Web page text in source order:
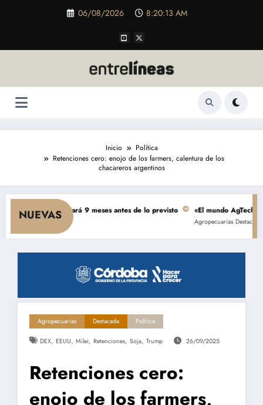
06/08/2026 8:20:15 AM
Inicio
Política
Retenciones cero: enojo de los farmers, calentura de los
chacareros argentinos
NUEVAS
terminará 9 meses antes de lo previsto «El mundo AgTech es una
Agropecuarias Destacada Empresas
Agropecuarias Destacada Política
DEX, EEUU, Milei, Retenciones, Soja, Trump 26/09/2025
Retenciones cero:
enojo de los farmers,